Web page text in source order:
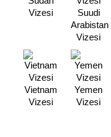
Vizesi
Suudi
Arabistan
Vizesi
Vietnam
Vizesi
Yemen
Vizesi